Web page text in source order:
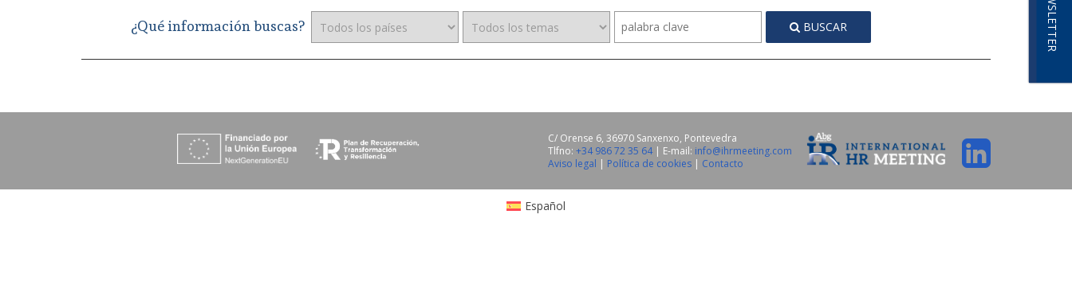
NEWSLETTER
¿Qué información buscas? BUSCAR
C/ Orense 6, 36970 Sanxenxo, Pontevedra
Tlfno: +34 986 72 35 64| E-mail: info@ihrmeeting.com
Aviso legal | Política de cookies | Contacto
Español